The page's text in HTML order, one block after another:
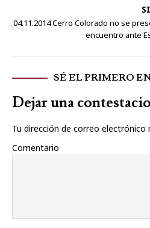
04.11.2014 Cerro Colorado no se
encuentro ante
SÉ EL PRIMERO
Dejar una
Tu dirección de correo electrónico
Comentario